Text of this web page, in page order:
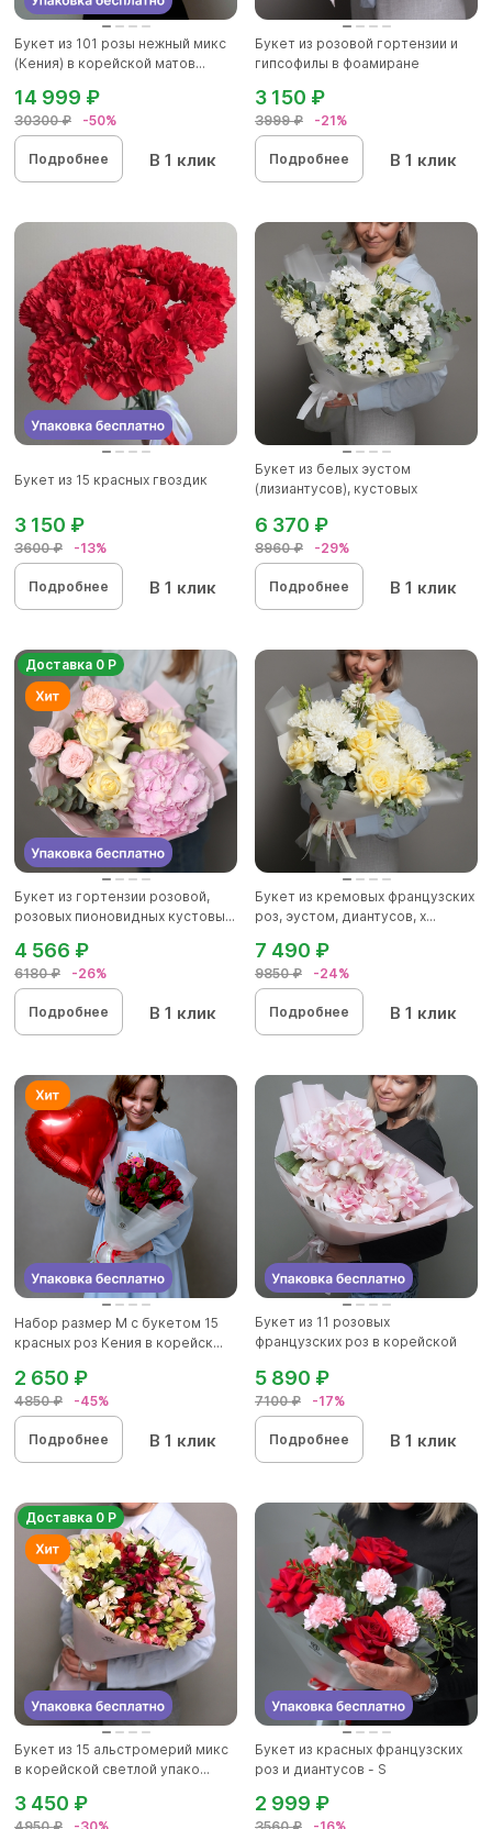
Букет из 101 розы нежный микс
(Кения) в корейской матов...
30300 ₽ -50%
14 999 ₽
Подробнее В 1 клик
Букет из розовой гортензии и
гипсофилы в фоамиране
3999 ₽ -21%
3 150 ₽
Подробнее В 1 клик
Букет из 15 красных гвоздик
3600 ₽ -13%
3 150 ₽
Подробнее В 1 клик
Букет из белых эустом
(лизиантусов), кустовых
8960 ₽ -29%
6 370 ₽
Подробнее В 1 клик
Доставка 0 Р
Букет из гортензии розовой,
розовых пионовидных кустовы...
6180 ₽ -26%
4 566 ₽
Подробнее В 1 клик
Букет из кремовых французских
роз, эустом, диантусов, х...
9850 ₽ -24%
7 490 ₽
Подробнее В 1 клик
Набор размер M с букетом 15
красных роз Кения в корейск...
4850 ₽ -45%
2 650 ₽
Подробнее В 1 клик
Букет из 11 розовых
французских роз в корейской
7100 ₽ -17%
5 890 ₽
Подробнее В 1 клик
Доставка 0 Р
Букет из 15 альстромерий микс
в корейской светлой упако...
3 450 ₽
Букет из красных французских
роз и диантусов - S
2 999 ₽